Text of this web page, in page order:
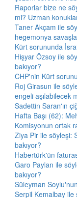
Raporlar bize ne
mi? Uzman
Taner Akçam ile
hegemonya
Kürt sorununda
Hişyar Özsoy ile
bakıyor?
CHP'nin Kürt
Roj Girasun ile
engeli aşılabilecek
Sadettin Saran'ın
Hafta Başı (62):
Komisyonun ortak
Ziya Pir ile söyleşi:
bakıyor?
Habertürk'ün
Garo Paylan ile
bakıyor?
Süleyman
Serpil Kemalbay